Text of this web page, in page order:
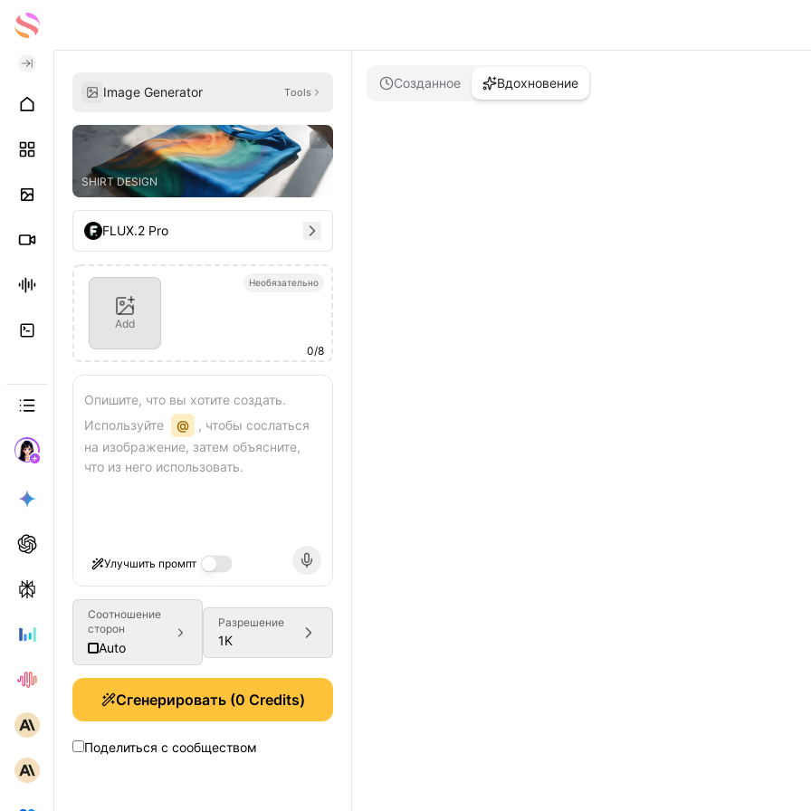
Image Generator Tools
SHIRT DESIGN
FLUX.2 Pro
Необязательно
Add
0/8
Опишите, что вы хотите создать.
Используйте
@
, чтобы сослаться
на изображение, затем объясните,
что из него использовать.
Улучшить промпт
Соотношение
сторон
Auto
Разрешение
1K
Сгенерировать(0 Credits)
Поделиться с сообществом
Созданное Вдохновение